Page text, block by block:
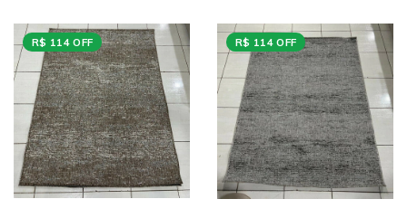
R$ 114 OFF R$ 114 OFF